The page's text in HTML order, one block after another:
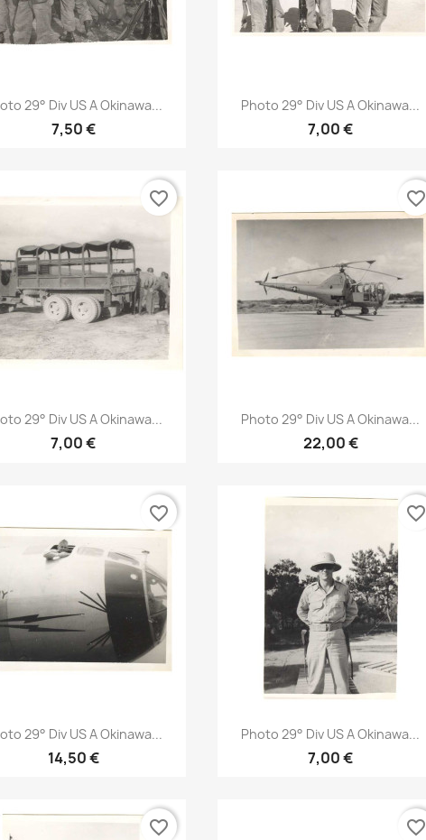
Aperçu rapide
29° Div US A Okinawa...
7,50 €
Aperçu rapide
Photo 29° Div US A Okinawa...
7,00 €
Aperçu rapide
29° Div US A Okinawa...
7,00 €
favorite_border
Aperçu rapide
Photo 29° Div US A Okinawa...
22,00 €
favorite_border
Aperçu rapide
29° Div US A Okinawa...
14,50 €
favorite_border
Aperçu rapide
Photo 29° Div US A Okinawa...
7,00 €
favorite_border
favorite_border favorite_border